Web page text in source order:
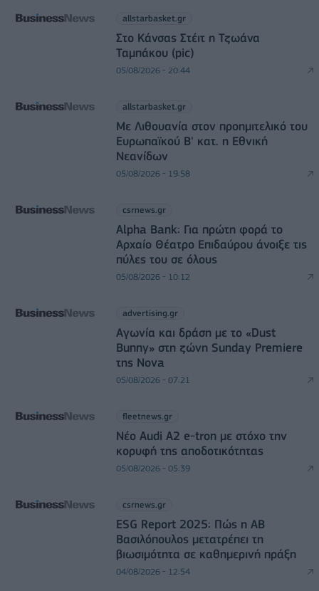
allstarbasket.gr
Στο Κάνσας Στέιτ η Τζωάνα
Ταμπάκου (pic)
05/08/2026 - 20:44
allstarbasket.gr
Με Λιθουανία στον προημιτελικό του
Ευρωπαϊκού Β' κατ. η Εθνική
Νεανίδων
05/08/2026 - 19:58
csrnews.gr
Alpha Bank: Για πρώτη φορά το
Αρχαίο Θέατρο Επιδαύρου άνοιξε τις
πύλες του σε όλους
05/08/2026 - 10:12
advertising.gr
Αγωνία και δράση με το «Dust
Bunny» στη ζώνη Sunday Premiere
της Nova
05/08/2026 - 07:21
fleetnews.gr
Νέο Audi A2 e-tron με στόχο την
κορυφή της αποδοτικότητας
05/08/2026 - 05:39
csrnews.gr
ESG Report 2025: Πώς η ΑΒ
Βασιλόπουλος μετατρέπει τη
βιωσιμότητα σε καθημερινή πράξη
04/08/2026 - 12:54